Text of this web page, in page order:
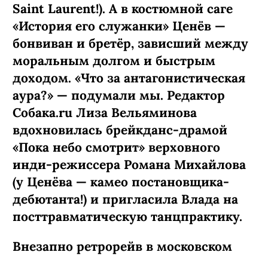
Saint Laurent!). А в костюмной саге
«История его служанки» Ценёв —
бонвиван и бретёр, зависший между
моральным долгом и быстрым
доходом. «Что за антагонистическая
аура?» — подумали мы. Редактор
Собака.ru Лиза Вельяминова
вдохновилась брейкданс-­драмой
«Пока небо смотрит» верховного
инди-режиссера Романа Михайлова
(у Ценёва — камео постановщика-
дебютанта!) и пригласила Влада на
посттравматическую танцпрактику.
Внезапно ретрорейв в московском